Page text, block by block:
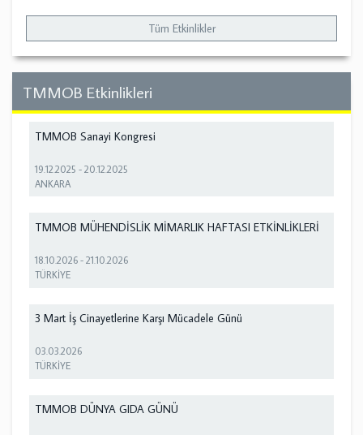
Tüm Etkinlikler
TMMOB Etkinlikleri
TMMOB Sanayi Kongresi
19.12.2025 -20.12.2025
ANKARA
TMMOB MÜHENDİSLİK MİMARLIK HAFTASI ETKİNLİKLERİ
18.10.2026 -21.10.2026
TÜRKİYE
3 Mart İş Cinayetlerine Karşı Mücadele Günü
03.03.2026
TÜRKİYE
TMMOB DÜNYA GIDA GÜNÜ